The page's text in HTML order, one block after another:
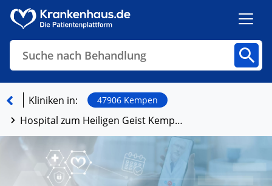
Suche nach Behandlung
Finden
Kliniken in: 47906 Kempen
Hospital zum Heiligen Geist Kempen GmbH & Co. KG